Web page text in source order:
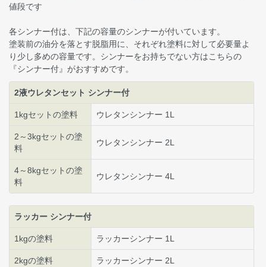
値段です
各シンナー付は、下記の容量のシンナーが付いています。
塗装前の油分を落とす脱脂用に、それぞれ塗料に対して必要量よ
り少し多めの容量です。シンナーをお持ちでない方はこちらの
『シンナー付』がおすすめです。
2液ウレタンセット シンナー付
1kgセットの塗料 ウレタンシンナー 1L
2～3kgセットの塗
料
ウレタンシンナー 2L
4～8kgセットの塗
料
ウレタンシンナー 4L
ラッカー シンナー付
1kgの塗料 ラッカーシンナー 1L
2kgの塗料 ラッカーシンナー 2L